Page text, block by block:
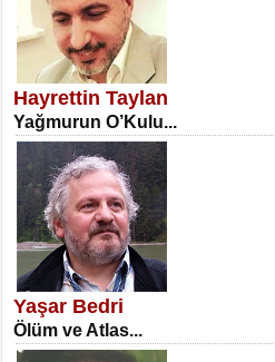
SATILMIŞ ÜMİT ÇETİNKAYA
Erkenlik...
NECLA DİLEK ARSLAN
Öğretmenler Günü Mahkemesi...
Hayrettin Taylan
Yağmurun O’Kulu...
Yaşar Bedri
Ölüm ve Atlas...